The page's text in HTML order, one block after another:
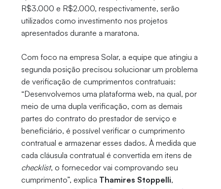
R$3.000 e R$2.000, respectivamente, serão
utilizados como investimento nos projetos
apresentados durante a maratona.
Com foco na empresa Solar, a equipe que atingiu a
segunda posição precisou solucionar um problema
de verificação de cumprimentos contratuais:
“Desenvolvemos uma plataforma web, na qual, por
meio de uma dupla verificação, com as demais
partes do contrato do prestador de serviço e
beneficiário, é possível verificar o cumprimento
contratual e armazenar esses dados. À medida que
cada cláusula contratual é convertida em itens de
checklist, o fornecedor vai comprovando seu
cumprimento”, explica Thamires Stoppelli,